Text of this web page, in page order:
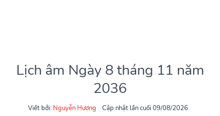
Lịch âm Ngày 8 tháng 11 năm
2036
Viết bởi: Nguyễn Hương
Cập nhật lần cuối 09/08/2026